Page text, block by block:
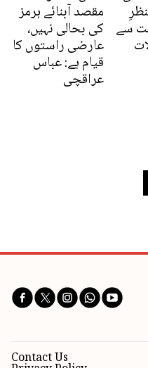
سے
مقصد آبنائے ہرمز
کی بحالی نہیں،
عارضی راستوں کا
قیام ہے: عباس
عراقچی
Contact Us